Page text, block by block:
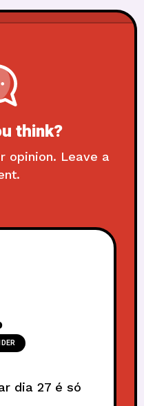
think?
opinion. Leave a
dia 27 é só